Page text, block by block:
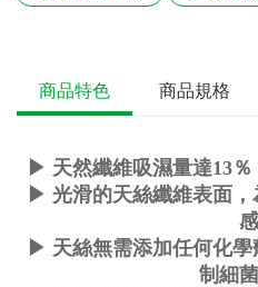
商品特色 商品規格
▶ 天然纖維吸濕量達13
▶ 光滑的天絲纖維表面
感
▶ 天絲無需添加任何化
制細